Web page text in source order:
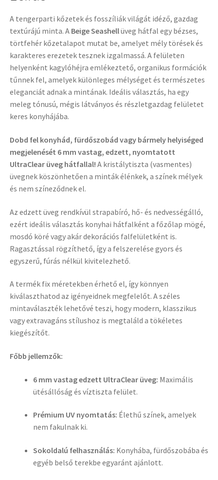
A tengerparti kőzetek és fosszíliák világát idéző, gazdag
textúrájú minta. A Beige Seashellüveg hátfal egy bézses,
törtfehér kőzetalapot mutat be, amelyet mély törések és
karakteres erezetek tesznek izgalmassá. A felületen
helyenként kagylóhéjra emlékeztető, organikus formációk
tűnnek fel, amelyek különleges mélységet és természetes
eleganciát adnak a mintának. Ideális választás, ha egy
meleg tónusú, mégis látványos és részletgazdag felületet
keres konyhájába.
Dobd fel konyhád, fürdőszobád vagy bármely helyiséged
megjelenését 6 mm vastag, edzett, nyomtatott
UltraClear üveg hátfallal! A kristálytiszta (vasmentes)
üvegnek köszönhetően a minták élénkek, a színek mélyek
és nem színeződnek el.
Az edzett üveg rendkívül strapabíró, hő- és nedvességálló,
ezért ideális választás konyhai hátfalként a főzőlap mögé,
mosdó köré vagy akár dekorációs falfelületként is.
Ragasztással rögzíthető, így a felszerelése gyors és
egyszerű, fúrás nélkül kivitelezhető.
A termék fix méretekben érhető el, így könnyen
kiválaszthatod az igényeidnek megfelelőt. A széles
mintaválaszték lehetővé teszi, hogy modern, klasszikus
vagy extravagáns stílushoz is megtaláld a tökéletes
kiegészítőt.
Főbb jellemzők:
6 mm vastag edzett UltraClear üveg: Maximális
ütésállóság és víztiszta felület.
Prémium UV nyomtatás: Élethű színek, amelyek
nem fakulnak ki.
Sokoldalú felhasználás: Konyhába, fürdőszobába és
egyéb belső terekbe egyaránt ajánlott.